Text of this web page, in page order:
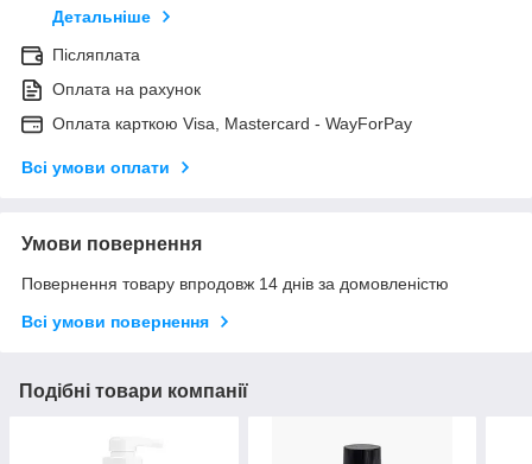
Детальніше
Післяплата
Оплата на рахунок
Оплата карткою Visa, Mastercard - WayForPay
Всі умови оплати
Умови повернення
Повернення товару впродовж 14 днів за домовленістю
Всі умови повернення
Подібні товари компанії